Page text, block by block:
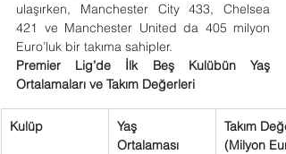
ulaşırken, Manchester City 433, Chelsea
421 ve Manchester United da 405 milyon
Euro’luk bir takıma sahipler.
Premier Lig’de İlk Beş Kulübün Yaş
Ortalamaları ve Takım Değerleri
Kulüp
Yaş
Ortalaması
Takım
(Milyon